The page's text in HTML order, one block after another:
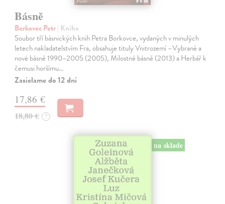
Básně
Borkovec Petr| Kniha
Soubor tří básnických knih Petra Borkovce, vydaných v minulých
letech nakladatelstvím Fra, obsahuje tituly Vnitrozemí –Vybrané a
nové básně 1990–2005 (2005), Milostné básně (2013) a Herbář k
čemusi horšímu…
Zasielame do 12 dní
17,86 €
18,80 € ?
na sklade